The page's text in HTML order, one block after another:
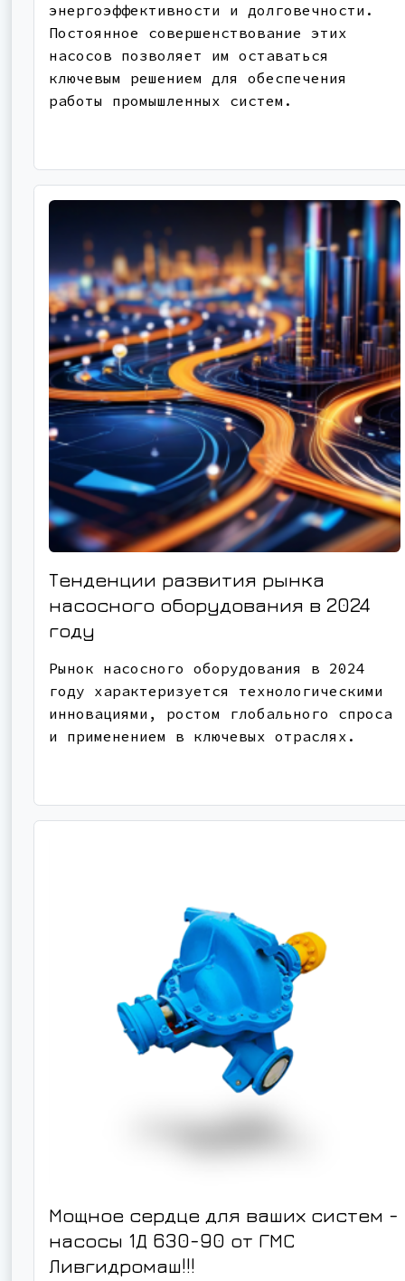
энергоэффективности и долговечности.
Постоянное совершенствование этих
насосов позволяет им оставаться
ключевым решением для обеспечения
работы промышленных систем.
Тенденции развития рынка
насосного оборудования в 2024
году
Рынок насосного оборудования в 2024
году характеризуется технологическими
инновациями, ростом глобального спроса
и применением в ключевых отраслях.
Мощное сердце для ваших систем -
насосы 1Д 630-90 от ГМС
Ливгидромаш!!!